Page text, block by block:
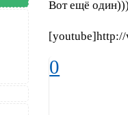
Вот ещё
0